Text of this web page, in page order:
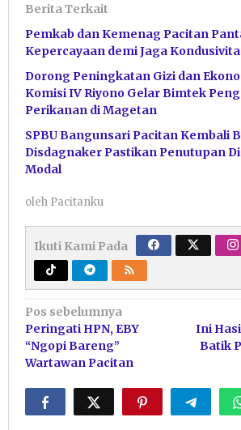
Berita Terkait
Pemkab dan Kemenag Pacitan
Kepercayaan demi Jaga
Dorong Peningkatan Gizi dan
Komisi IV Riyono Gelar Bimtek
Perikanan di Magetan
SPBU Bangunsari Pacitan Kembali
Disdagnaker Pastikan Penutupan
Modal
oleh Pacitanku
Ikuti Kami Pada
Navigasi
pos
Pos sebelumnya
Peringati HPN, EBY
“Ngopi Bareng”
Wartawan Pacitan
Ini
Batik